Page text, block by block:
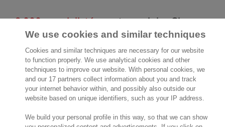
2 000 specjalistówgotowych by Ci
pomóc
Skontaktuj się z nami
ul. Krzemowa 1
Złotniki
Lokalizacja
We use cookies and similar techniques
Cookies and similar techniques are necessary for our website
to function properly. We use analytical cookies and other
techniques to improve our website. With personal cookies, we
and our 17 partners collect information about you and track
your internet behavior within, and possibly also outside our
website based on unique identifiers, such as your IP address.
We build your personal profile in this way, so that we can show